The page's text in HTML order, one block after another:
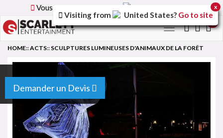
Vous parcourez la version
Toggle
Demander un Devis
HOME::ACTS:: SCULPTURES LUMINEUSES D'ANIMAUX DE LA FORÊT
Visiting from United States? Go to site
x